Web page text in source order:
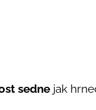
sedne jak